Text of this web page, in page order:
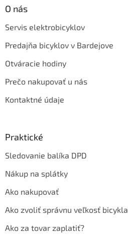
O nás
Servis elektrobicyklov
Predajňa bicyklov v Bardejove
Otváracie hodiny
Prečo nakupovať u nás
Kontaktné údaje
Praktické
Sledovanie balíka DPD
Nákup na splátky
Ako nakupovať
Ako zvoliť správnu veľkosť bicykla
Ako za tovar zaplatiť?